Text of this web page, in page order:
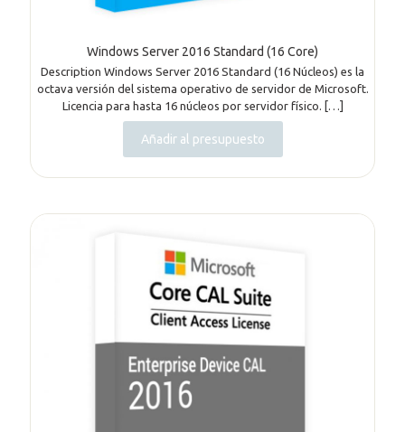
Windows Server 2016 Standard (16 Core)
Description Windows Server 2016 Standard (16 Núcleos) es la
octava versión del sistema operativo de servidor de Microsoft.
Licencia para hasta 16 núcleos por servidor físico. […]
Añadir al presupuesto